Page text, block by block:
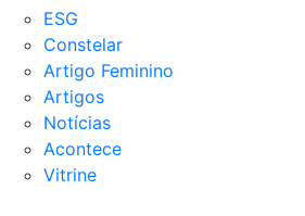
ESG
Constelar
Artigo Feminino
Artigos
Notícias
Acontece
Vitrine